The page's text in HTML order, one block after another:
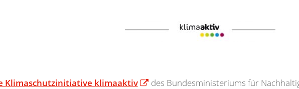
Klimaschutzinitiative klimaaktiv
des Bundesministeriums für